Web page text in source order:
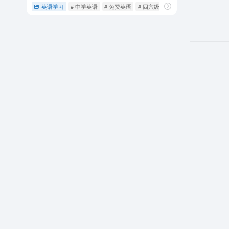
英语学习 # 中学英语 # 免费英语 # 四六级